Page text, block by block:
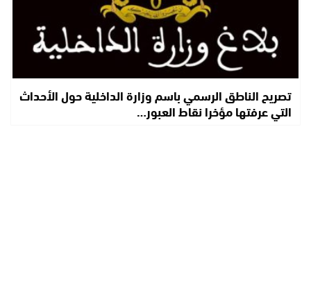
تصريح الناطق الرسمي باسم وزارة الداخلية حول الأحداث
التي عرفتها مؤخرا نقاط العبور…